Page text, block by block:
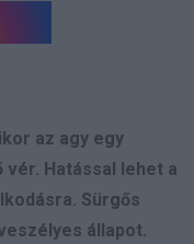
az agy egy
Hatással lehet a
Sürgős
állapot.